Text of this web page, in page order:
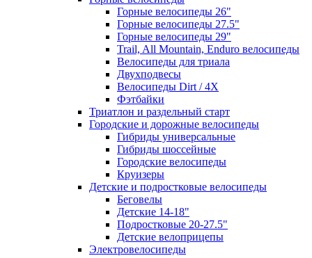
Горные велосипеды 26"
Горные велосипеды 27.5"
Горные велосипеды 29"
Trail, All Mountain, Enduro велосипеды
Велосипеды для триала
Двухподвесы
Велосипеды Dirt / 4X
Фэтбайки
Триатлон и раздельный старт
Городские и дорожные велосипеды
Гибриды универсальные
Гибриды шоссейные
Городские велосипеды
Круизеры
Детские и подростковые велосипеды
Беговелы
Детские 14-18"
Подростковые 20-27.5"
Детские велоприцепы
Электровелосипеды